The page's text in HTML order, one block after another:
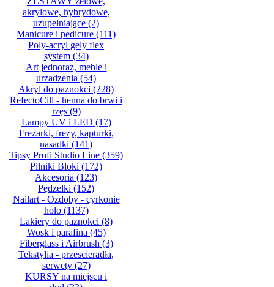
akrylowe, hybrydowe,
uzupełniające (2)
Manicure i pedicure (111)
Poly-acryl gely flex
system(34)
Art jednoraz, meble i
urzadzenia (54)
Akryl do paznokci (228)
RefectoCill - henna do brwi i
rzęs(9)
Lampy UV i LED (17)
Frezarki, frezy, kapturki,
nasadki (141)
Tipsy Profi Studio Line (359)
Pilniki Bloki (172)
Akcesoria (123)
Pędzelki (152)
Nailart - Ozdoby - cyrkonie
holo(1137)
Lakiery do paznokci (8)
Wosk i parafina (45)
Fiberglass i Airbrush (3)
Tekstylia - przescieradła,
serwety(27)
KURSY na miejscu i